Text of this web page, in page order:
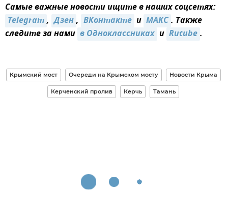
Самые важные новости ищите в наших соцсетях:
Telegram, Дзен, ВКонтакте и МАКС. Также
следите за нами в Одноклассниках и Rutube.
Крымский мост Очереди на Крымском мосту Новости Крыма
Керченский пролив Керчь Тамань